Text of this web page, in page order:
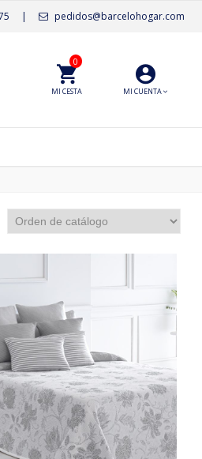
pedidos@barcelohogar.com
|
MI CUENTA
MI CESTA
0